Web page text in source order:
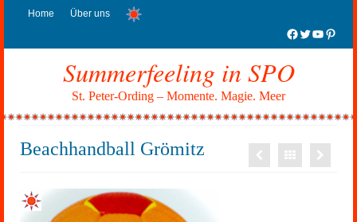
Home Über uns
Facebook
Twitter
Summerfeeling in SPO
St. Peter-Ording – Momente. Magie. Meer
Beachhandball Grömitz